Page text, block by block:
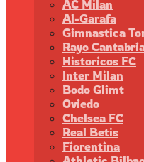
AC Milan
Al-Garafa
Gimnastica
Rayo
Historicos FC
Inter Milan
Bodo Glimt
Oviedo
Chelsea FC
Real Betis
Fiorentina